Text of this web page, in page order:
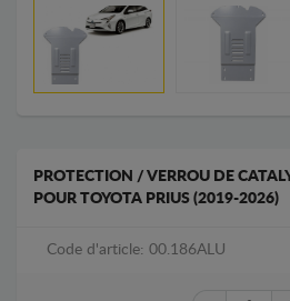
PROTECTION / VERROU DE
POUR TOYOTA PRIUS (2019-2026)
Code d'article: 00.186ALU